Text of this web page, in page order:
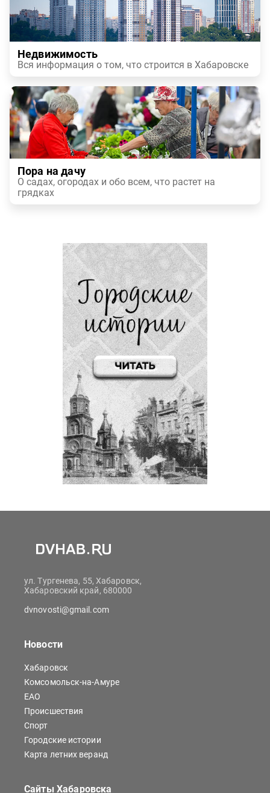
Недвижимость
Вся информация о том, что строится в Хабаровске
Пора на дачу
О садах, огородах и обо всем, что растет на
грядках
ул. Тургенева, 55, Хабаровск,
Хабаровский край, 680000
dvnovosti@gmail.com
Новости
Хабаровск
Комсомольск-на-Амуре
ЕАО
Происшествия
Спорт
Городские истории
Карта летних веранд
Сайты Хабаровска